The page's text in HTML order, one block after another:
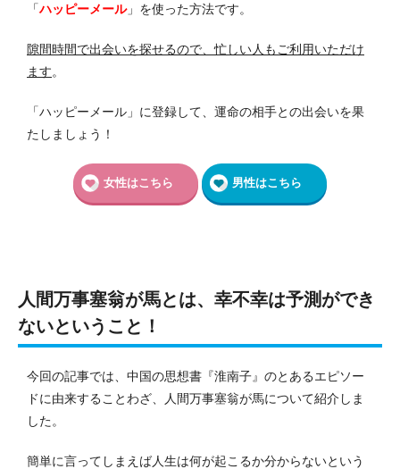
「ハッピーメール」を使った方法です。
隙間時間で出会いを探せるので、忙しい人もご利用いただけ
ます。
「ハッピーメール」に登録して、運命の相手との出会いを果
たしましょう！
女性はこちら 男性はこちら
人間万事塞翁が馬とは、幸不幸は予測ができ
ないということ！
今回の記事では、中国の思想書『淮南子』のとあるエピソー
ドに由来することわざ、人間万事塞翁が馬について紹介しま
した。
簡単に言ってしまえば人生は何が起こるか分からないという